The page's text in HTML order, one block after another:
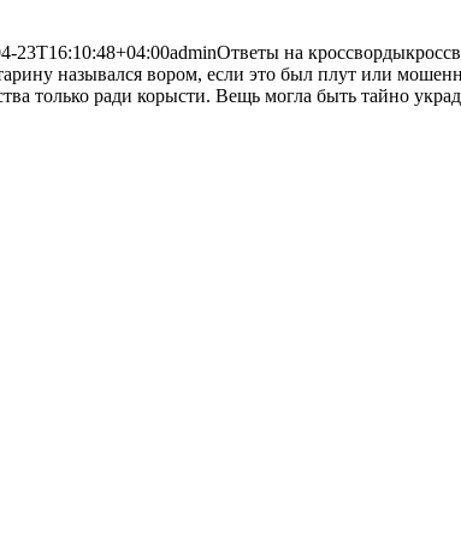
23T16:10:48+04:00adminОтветы на кроссворды
назывался вором, если это был плут или
только ради корысти. Вещь могла быть тайно